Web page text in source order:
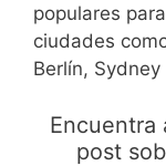
populares
ciudades
Berlín,
Encuentra
post